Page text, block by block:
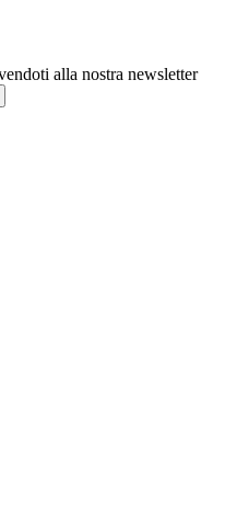
alla nostra newsletter